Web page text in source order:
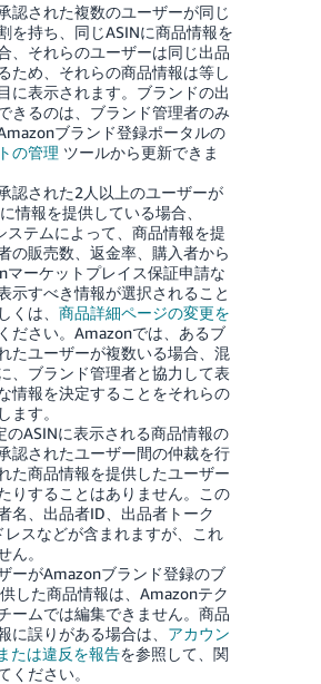
認された複数のユーザーが同じ
を持ち、同じASINに商品情報を
、それらのユーザーは同じ出品
ため、それらの商品情報は等し
に表示されます。ブランドの出
きるのは、ブランド管理者のみ
ブランド登録ポータルの
の管理 ツールから更新できま
認された2人以上のユーザーが
情報を提供している場合、
ステムによって、商品情報を提
の販売数、返金率、購入者から
マーケットプレイス保証申請な
示すべき情報が選択されること
くは、 商品詳細ページの変更を
ださい。 Amazonでは、あるブ
たユーザーが複数いる場合、混
、ブランド管理者と協力して表
情報を決定することをそれらの
ます。
のASINに表示される商品情報の
認されたユーザー間の仲裁を行
た商品情報を提供したユーザー
りすることはありません。この
名、出品者ID、出品者トーク
レスなどが含まれますが、これ
ん。
ーがAmazonブランド登録のブ
した商品情報は、Amazonテク
ームでは編集できません。 商品
に誤りがある場合は、 アカウン
たは違反を報告を参照して、関
ください。